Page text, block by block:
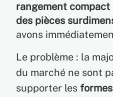
rangement
des pièces
avons
Le problème : la
du marché ne sont
supporter les